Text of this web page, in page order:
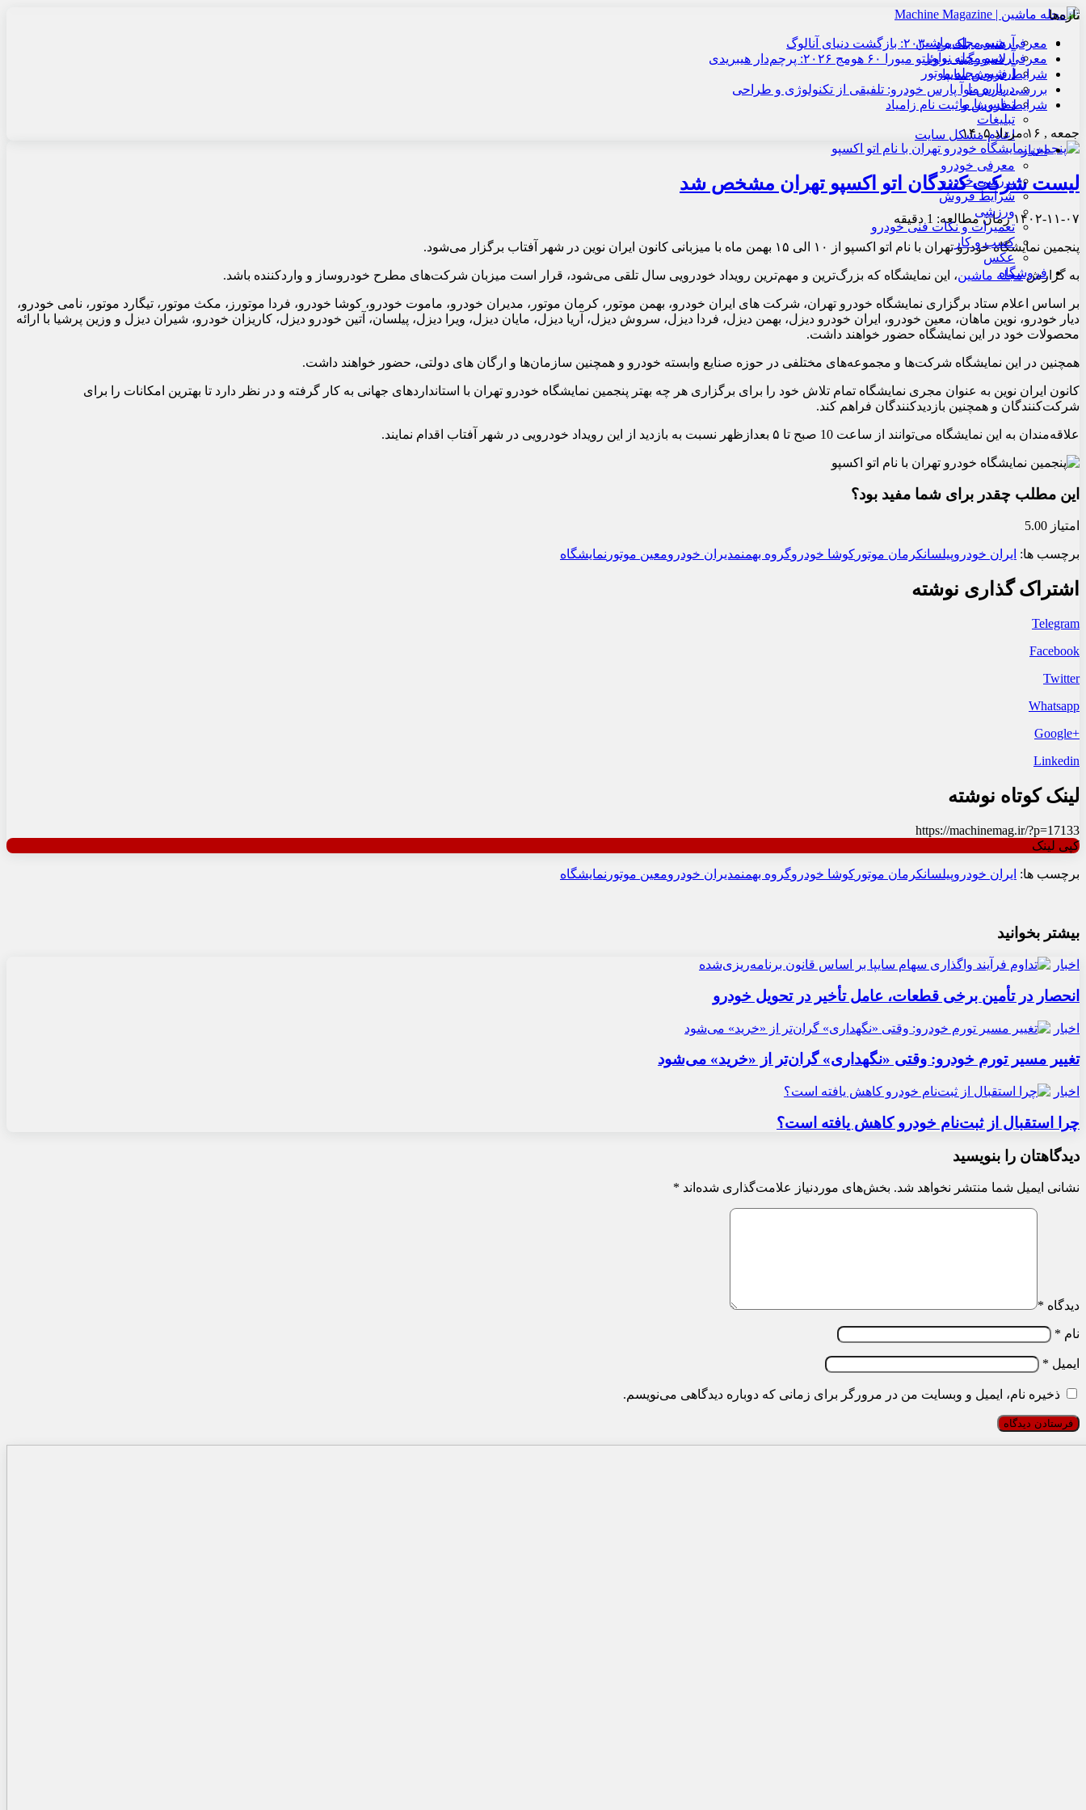
آرشیو مجله ماشین
آرشیو مجله نوآور
آرشیو مجله موتور
درباره ما
تماس با ما
تبلیغات
اعلام مشکل سایت
اخبار
معرفی خودرو
بررسی خودرو
شرایط فروش
ورزشی
تعمیرات و نکات فنی خودرو
کسب و کار
عکس
فروشگاه
تازه‌ها
معرفی هنسی بلک‌برد ۲۰۳۰: بازگشت دنیای آنالوگ
معرفی لامبورگینی روئلتو میورا ۶۰ هومج ۲۰۲۶: پرچم‌دار هیبریدی
شرایط فروش سایپا
بررسی پارس نوآ پارس خودرو: تلفیقی از تکنولوژی و طراحی
شرایط فروش و ثبت نام زامیاد
جمعه , ۱۶ مرداد ۱۴۰۵
لیست شرکت کنندگان اتو اکسپو تهران مشخص شد
۱۴۰۲-۱۱-۰۷زمان مطالعه: 1 دقیقه
پنجمین نمایشگاه خودرو تهران با نام اتو اکسپو از ۱۰ الی ۱۵ بهمن ماه با میزبانی کانون ایران نوین در شهر آفتاب برگزار می‌شود.
به گزارشمجله ماشین، این نمایشگاه که بزرگ‌ترین و مهم‌ترین رویداد خودرویی سال تلقی می‌شود، قرار است میزبان شرکت‌های مطرح خودروساز و واردکننده باشد.
بر اساس اعلام ستاد برگزاری نمایشگاه خودرو تهران، شرکت های ایران خودرو، بهمن موتور، کرمان موتور، مدیران خودرو، ماموت خودرو، کوشا خودرو، فردا موتورز، مکث موتور، تیگارد موتور، نامی خودرو،
دیار خودرو، نوین ماهان، معین خودرو، ایران خودرو دیزل، بهمن دیزل، فردا دیزل، سروش دیزل، آریا دیزل، مایان دیزل، ویرا دیزل، پیلسان، آتین خودرو دیزل، کاریزان خودرو، شیران دیزل و وزین پرشیا با ارائه
محصولات خود در این نمایشگاه حضور خواهند داشت.
همچنین در این نمایشگاه شرکت‌ها و مجموعه‌های مختلفی در حوزه صنایع وابسته خودرو و همچنین سازمان‌ها و ارگان های دولتی، حضور خواهند داشت.
کانون ایران نوین به عنوان مجری نمایشگاه تمام تلاش خود را برای برگزاری هر چه بهتر پنجمین نمایشگاه خودرو تهران با استانداردهای جهانی به کار گرفته و در نظر دارد تا بهترین امکانات را برای
شرکت‌کنندگان و همچنین بازدیدکنندگان فراهم کند.
علاقه‌مندان به این نمایشگاه می‌توانند از ساعت 10 صبح تا ۵ بعدازظهر نسبت به بازدید از این رویداد خودرویی در شهر آفتاب اقدام نمایند.
این مطلب چقدر برای شما مفید بود؟
امتیاز 5.00
برچسب ها: ایران خودروپیلسانکرمان موتور کوشا خودروگروه بهمنمدیران خودرومعین موتور نمایشگاه
اشتراک گذاری نوشته
Telegram
Facebook
Twitter
Whatsapp
+Google
Linkedin
لینک کوتاه نوشته
https://machinemag.ir/?p=17133
کپی لینک
برچسب ها: ایران خودروپیلسانکرمان موتور کوشا خودروگروه بهمنمدیران خودرومعین موتور نمایشگاه
بیشتر بخوانید
اخبار
انحصار در تأمین برخی قطعات، عامل تأخیر در تحویل خودرو
اخبار
تغییر مسیر تورم خودرو: وقتی «نگهداری» گران‌تر از «خرید» می‌شود
اخبار
چرا استقبال از ثبت‌نام خودرو کاهش یافته است؟
دیدگاهتان را بنویسید
نشانی ایمیل شما منتشر نخواهد شد. بخش‌های موردنیاز علامت‌گذاری شده‌اند *
دیدگاه *
نام *
ایمیل *
ذخیره نام، ایمیل و وبسایت من در مرورگر برای زمانی که دوباره دیدگاهی می‌نویسم.